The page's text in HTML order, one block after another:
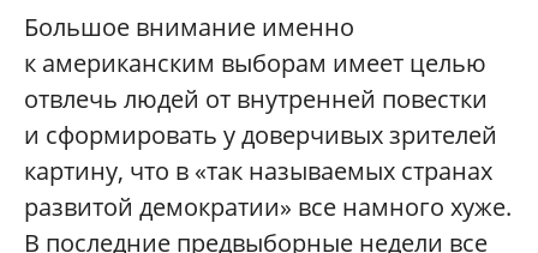
Большое внимание именно
к американским выборам имеет целью
отвлечь людей от внутренней повестки
и сформировать у доверчивых зрителей
картину, что в «так называемых странах
развитой демократии» все намного хуже.
В последние предвыборные недели все